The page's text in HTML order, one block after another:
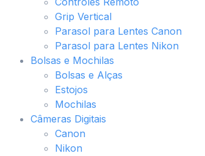
Grip Vertical
Parasol para Lentes Canon
Parasol para Lentes Nikon
Bolsas e Mochilas
Bolsas e Alças
Estojos
Mochilas
Câmeras Digitais
Canon
Nikon